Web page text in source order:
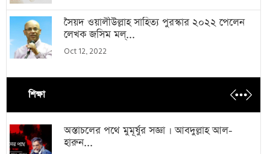
সৈয়দ ওয়ালীউল্লাহ সাহিত্য পুরস্কার ২০২২ পেলেন
লেখক জসিম মল্...
Oct 12, 2022
শিক্ষা
অস্তাচলের পথে মুমূর্ষুর সজ্ঞা । আবদুল্লাহ আল-
হারুন...